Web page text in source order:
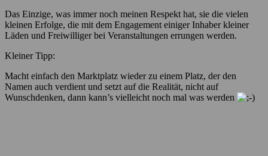
Das Einzige, was immer noch meinen Respekt hat, sie die vielen
kleinen Erfolge, die mit dem Engagement einiger Inhaber kleiner
Läden und Freiwilliger bei Veranstaltungen errungen werden.
Kleiner Tipp:
Macht einfach den Marktplatz wieder zu einem Platz, der den
Namen auch verdient und setzt auf die Realität, nicht auf
Wunschdenken, dann kann’s vielleicht noch mal was werden